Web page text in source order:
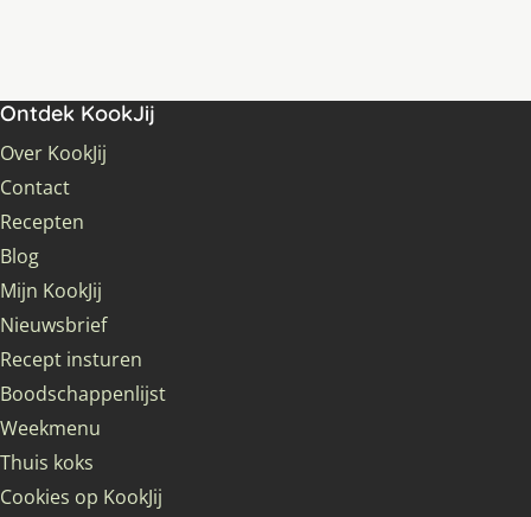
Ontdek KookJij
Over KookJij
Contact
Recepten
Blog
Mijn KookJij
Nieuwsbrief
Recept insturen
Boodschappenlijst
Weekmenu
Thuis koks
Cookies op KookJij